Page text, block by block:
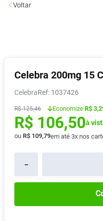
Celebra 200mg 15
Celebra : 1037426
R$ 125,46 Economize R$
R$ 106,50à
ou R$ 109,79em até 3x nos
－
Voltar
2
5º Fralda G
6º Desodorante
9 Pampers Confort
10º Lavitan